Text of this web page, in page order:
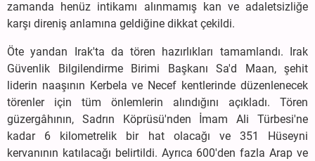
zamanda henüz intikamı alınmamış kan ve adaletsizliğe
karşı direniş anlamına geldiğine dikkat çekildi.
Öte yandan Irak'ta da tören hazırlıkları tamamlandı. Irak
Güvenlik Bilgilendirme Birimi Başkanı Sa'd Maan, şehit
liderin naaşının Kerbela ve Necef kentlerinde düzenlenecek
törenler için tüm önlemlerin alındığını açıkladı. Tören
güzergâhının, Sadrın Köprüsü'nden İmam Ali Türbesi'ne
kadar 6 kilometrelik bir hat olacağı ve 351 Hüseyni
kervanının katılacağı belirtildi. Ayrıca 600'den fazla Arap ve